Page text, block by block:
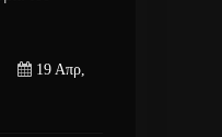
19 Απρ,